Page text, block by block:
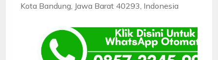
Kota Bandung, Jawa Barat 40293, Indonesia